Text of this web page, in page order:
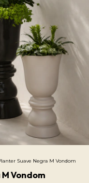
Suave Negra M Vondom
Vondom